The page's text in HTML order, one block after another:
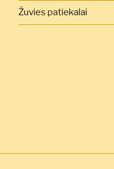
Žuvies patiekalai